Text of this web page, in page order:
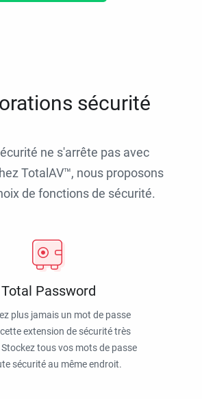
sécurité
ne s'arrête pas avec
TotalAV™, nous proposons
de fonctions de sécurité.
Total Password
plus jamais un mot de passe
extension de sécurité très
tous vos mots de passe
sécurité au même endroit.